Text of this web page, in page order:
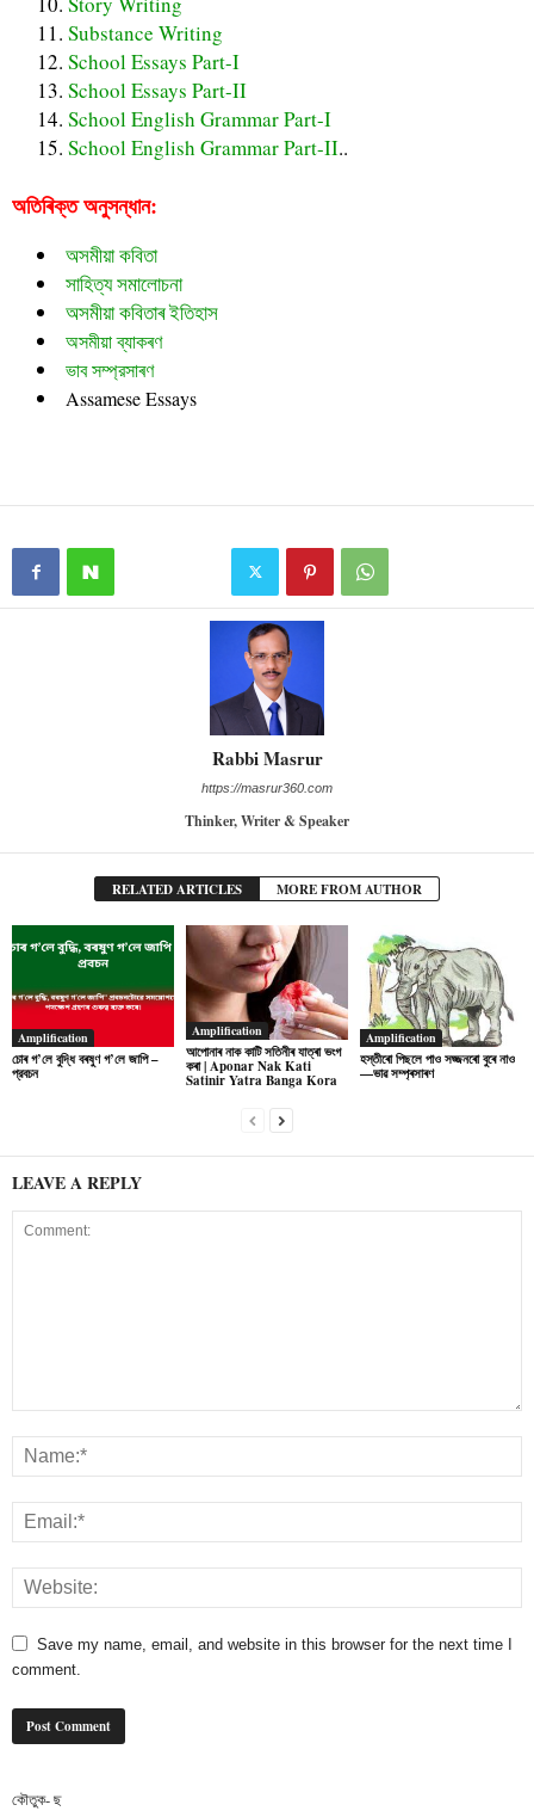
Substance Writing
School Essays Part-I
School Essays Part-II
School English Grammar Part-I
School English Grammar Part-II..
অতিৰিক্ত অনুসন্ধান:
অসমীয়া কবিতা
সাহিত্য সমালোচনা
অসমীয়া কবিতাৰ ইতিহাস
অসমীয়া ব্যাকৰণ
ভাব সম্প্রসাৰণ
Assamese Essays
Rabbi Masrur
https://masrur360.com
Thinker, Writer & Speaker
RELATED ARTICLES MORE FROM AUTHOR
Amplification
চোৰ গ’লে বুদ্ধি বৰষুণ গ’লে জাপি –
প্রবচন
Amplification
আপোনাৰ নাক কাটি সতিনীৰ যাত্ৰা ভংগ
কৰা | Aponar Nak Kati
Satinir Yatra Banga Kora
Amplification
হস্তীৰো পিছলে পাও সজ্জনৰো বুৰে নাও
—ভাৱ সম্প্ৰসাৰণ
LEAVE A REPLY
Save my name, email, and website in this browser for the next time I
comment.
কৌতুক- ছ